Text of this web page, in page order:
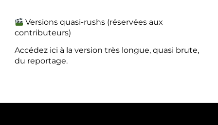
Versions quasi-rushs (réservées aux
contributeurs)
Accédez ici à la version très longue, quasi brute,
du reportage.